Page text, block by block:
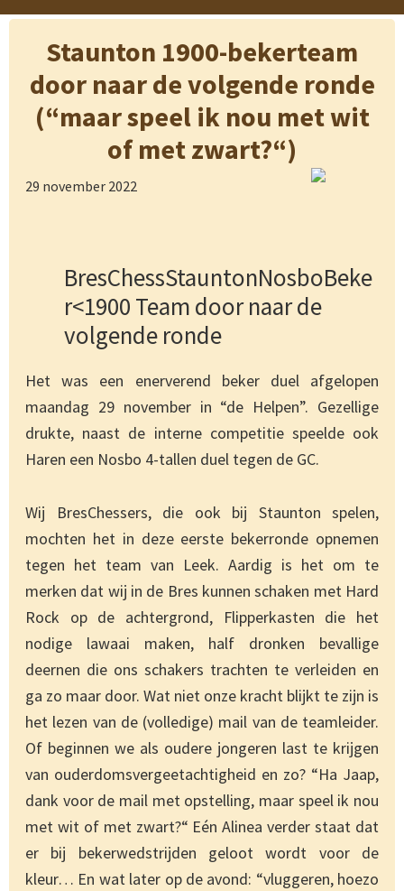
Staunton 1900-bekerteam
door naar de volgende ronde
(“maar speel ik nou met wit
of met zwart?“)
29 november 2022
BresChessStauntonNosboBeke
r<1900 Team door naar de
volgende ronde
Het was een enerverend beker duel afgelopen
maandag 29 november in “de Helpen”. Gezellige
drukte, naast de interne competitie speelde ook
Haren een Nosbo 4-tallen duel tegen de GC.
Wij BresChessers, die ook bij Staunton spelen,
mochten het in deze eerste bekerronde opnemen
tegen het team van Leek. Aardig is het om te
merken dat wij in de Bres kunnen schaken met Hard
Rock op de achtergrond, Flipperkasten die het
nodige lawaai maken, half dronken bevallige
deernen die ons schakers trachten te verleiden en
ga zo maar door. Wat niet onze kracht blijkt te zijn is
het lezen van de (volledige) mail van de teamleider.
Of beginnen we als oudere jongeren last te krijgen
van ouderdomsvergeetachtigheid en zo? “Ha Jaap,
dank voor de mail met opstelling, maar speel ik nou
met wit of met zwart?“ Eén Alinea verder staat dat
er bij bekerwedstrijden geloot wordt voor de
kleur… En wat later op de avond: “vluggeren, hoezo